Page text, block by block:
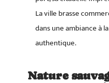
La ville brasse
dans une ambiance à
authentique.
Nature